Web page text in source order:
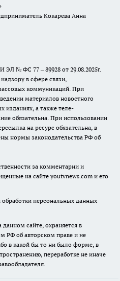
Кокарева Анна
ЭЛ № ФС 77 – 89928 от 29.08.2025г.
в сфере связи,
коммуникаций. При
материалов новостного
изданиях, а также теле-
обязательна. При использовании
на ресурс обязательна, в
нормы законодательства РФ об
за комментарии и
на сайте youtvnews.com и его
персональных данных
сайте, охраняется в
РФ об авторском праве и не
в какой бы то ни было форме, в
переработке не иначе